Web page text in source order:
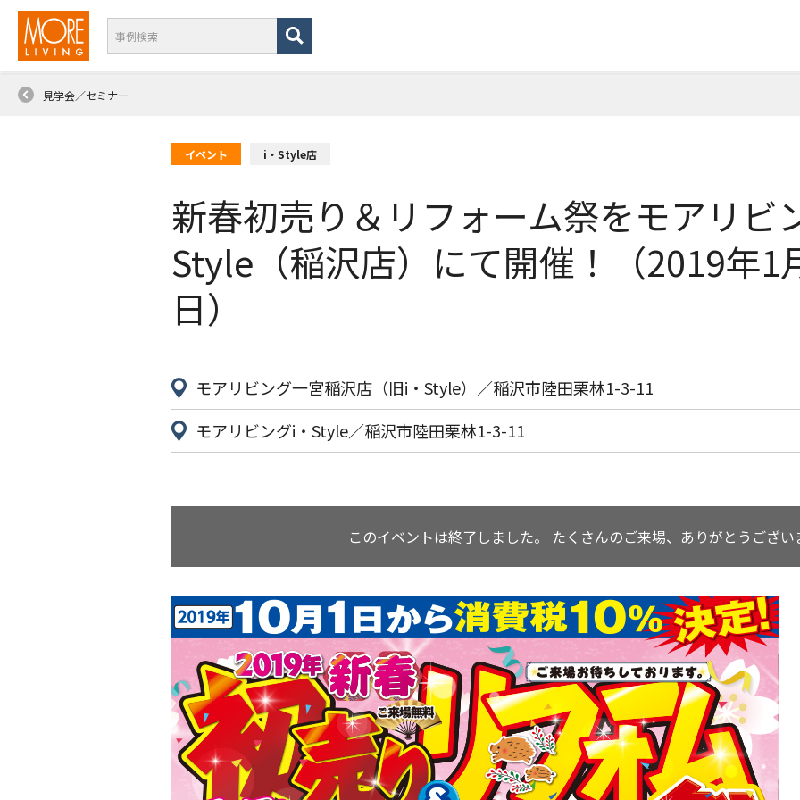
見学会／セミナー
イベント i・Style店
新春初売り＆リフォーム祭をモアリビ
Style（稲沢店）にて開催！（2019年1
日）
モアリビング一宮稲沢店（旧i・Style）／稲沢市陸田栗林1-3-11
モアリビングi・Style／稲沢市陸田栗林1-3-11
このイベントは終了しました。 たくさんのご来場、ありがとうござい